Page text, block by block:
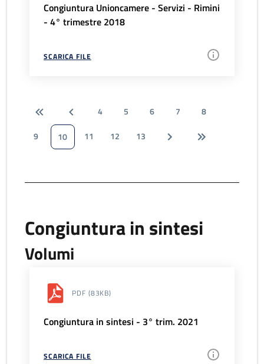
Congiuntura Unioncamere - Servizi - Rimini
- 4° trimestre 2018
SCARICA FILE
4 5 6 7
8
9
10 11 12 13
Congiuntura in sintesi
Volumi
PDF (83KB)
Congiuntura in sintesi - 3° trim. 2021
SCARICA FILE